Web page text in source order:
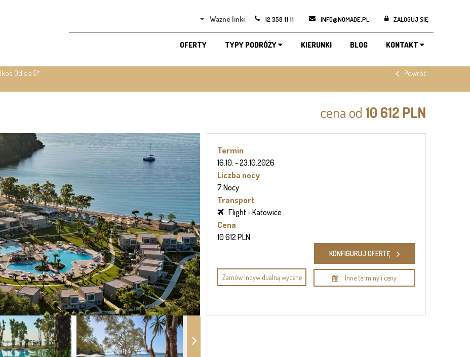
ZALOGUJ SIĘ
INFO@NOMADE.PL
12 358 11 11
Ważne linki
OFERTY TYPY PODRÓŻY KIERUNKI BLOG KONTAKT
Ikos Odisia 5* Powrót
cena od 10 612 PLN
Termin
16.10. - 23.10.2026
Liczba nocy
7 Nocy
Transport
Flight- Katowice
Cena
10 612 PLN
Zamów indywidualną wycenę
KONFIGURUJ OFERTĘ
Inne terminy i ceny